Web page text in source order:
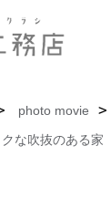
photo movie
な吹抜のある家